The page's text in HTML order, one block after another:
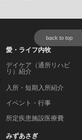
back to top
愛・ライフ内牧
デイケア（通所リハビ
リ）紹介
入所・短期入所紹介
イベント・行事
所定疾患施設医療費
みずあさぎ